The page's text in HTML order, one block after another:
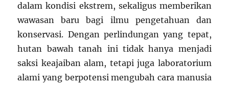
dalam kondisi ekstrem, sekaligus memberikan
wawasan baru bagi ilmu pengetahuan dan
konservasi. Dengan perlindungan yang tepat,
hutan bawah tanah ini tidak hanya menjadi
saksi keajaiban alam, tetapi juga laboratorium
alami yang berpotensi mengubah cara manusia